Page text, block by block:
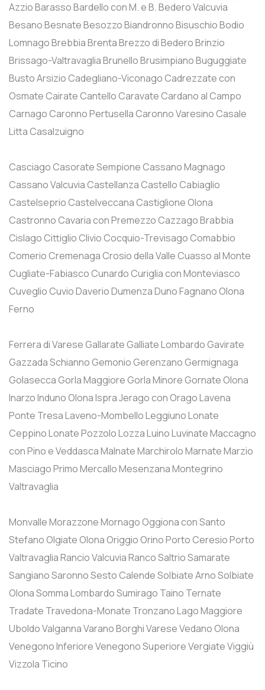
AzzioBarassoBardello con M. e B.Bedero Valcuvia
BesanoBesnateBesozzoBiandronnoBisuschioBodio
LomnagoBrebbiaBrentaBrezzo di BederoBrinzio
Brissago-ValtravagliaBrunelloBrusimpianoBuguggiate
Busto Arsizio Cadegliano-Viconago Cadrezzate con
Osmate Cairate Cantello Caravate Cardano al Campo
Carnago Caronno Pertusella Caronno Varesino Casale
Litta Casalzuigno
Casciago Casorate Sempione Cassano Magnago
Cassano Valcuvia Castellanza Castello Cabiaglio
Castelseprio Castelveccana Castiglione Olona
Castronno Cavaria con Premezzo Cazzago Brabbia
Cislago Cittiglio Clivio Cocquio-Trevisago Comabbio
Comerio Cremenaga Crosio della Valle Cuasso al Monte
Cugliate-Fabiasco Cunardo Curiglia con Monteviasco
Cuveglio CuvioDaverioDumenzaDunoFagnano Olona
Ferno
Ferrera di Varese Gallarate Galliate Lombardo Gavirate
Gazzada Schianno Gemonio Gerenzano Germignaga
Golasecca Gorla Maggiore Gorla Minore Gornate Olona
InarzoInduno OlonaIspraJerago con OragoLavena
Ponte TresaLaveno-MombelloLeggiunoLonate
CeppinoLonate PozzoloLozzaLuinoLuvinateMaccagno
con Pino e VeddascaMalnateMarchiroloMarnateMarzio
Masciago PrimoMercalloMesenzanaMontegrino
Valtravaglia
MonvalleMorazzoneMornago Oggiona con Santo
Stefano Olgiate Olona Origgio OrinoPorto CeresioPorto
ValtravagliaRancio ValcuviaRancoSaltrioSamarate
SangianoSaronnoSesto CalendeSolbiate ArnoSolbiate
OlonaSomma LombardoSumirago Taino Ternate
Tradate Travedona-Monate Tronzano Lago Maggiore
UboldoValgannaVarano BorghiVareseVedano Olona
Venegono InferioreVenegono SuperioreVergiateViggiù
Vizzola Ticino